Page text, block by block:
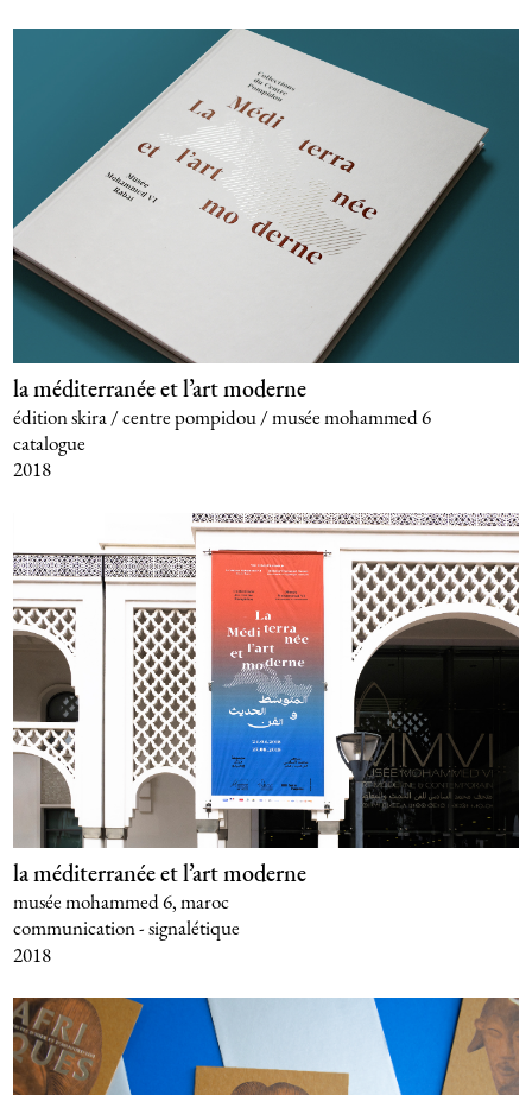
la méditerranée et l’art moderne
édition skira / centre pompidou / musée mohammed 6
catalogue
2018
la méditerranée et l’art moderne
musée mohammed 6, maroc
communication - signalétique
2018